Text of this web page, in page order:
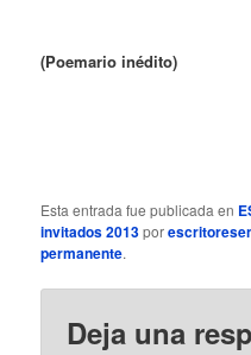
De
(Poemario inédito)
Esta entrada fue publicada en
invitados 2013por
permanente.
Deja una